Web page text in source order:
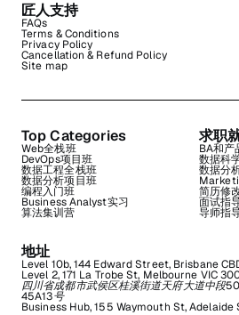
匠人支持
FAQs
Terms & Conditions
Privacy Policy
Cancellation & Refund Policy
Site map
Top Categories
Web全栈班
DevOps项目班
数据工程全栈班
数据分析项目班
编程入门班
Business Analyst实习
算法集训营
求职
BA和产
数据科
数据分
简历修
面试指
导师指
地址
Level 10b, 144 Edward Street, Brisbane
Level 2, 171 La Trobe St, Melbourne VIC
四川省成都市武侯区桂溪街道天府大道中段
45A13号
Business Hub, 155 Waymouth St,